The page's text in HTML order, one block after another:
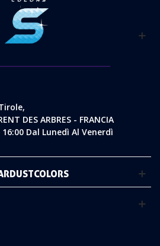
DES ARBRES - FRANCIA
Dal Lunedì Al Venerdì